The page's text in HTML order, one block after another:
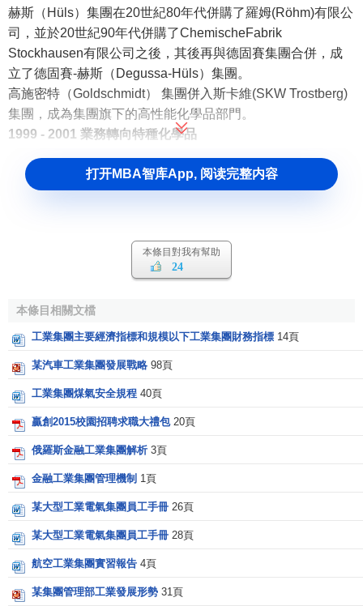
赫斯（Hüls）集團在20世紀80年代併購了羅姆(Röhm)有限公
司，並於20世紀90年代併購了ChemischeFabrik
Stockhausen有限公司之後，其後再與德固賽集團合併，成
立了德固賽-赫斯（Degussa-Hüls）集團。
高施密特（Goldschmidt） 集團併入斯卡維(SKW Trostberg)
集團，成為集團旗下的高性能化學品部門。
1999 - 2001 業務轉向特種化學品
Trostberg)集團合併，組建了新的德固賽集團，總部設在杜塞
爾多夫。“新”德固賽集團彙集了其前公司的各項優勢，成立後
2003年至2006年間，總部位於埃森的魯爾(RAG)集團併購了
德固賽集團，德固賽成為贏創工業集團（前身為RAG
2006 - 2007 專註於特種化工業務
2007年，魯爾集團一分為二：總部設在德國赫恩（Herne）
的魯爾股份公司負責硬煤開采及加工業務，而總部設在德國
埃森的贏創工業集團則專註於特種化工業務。這兩家公司的
唯一股東均為魯爾基金會，新架構考慮到了兩家公司的具體
業務運作和市場前景。時至今日，贏創已成為全球領先的特
集團架構
贏創是全球領先的特種化工企業之一。我們將業務與全球大
趨勢相結合， 即健康、 營養、 資源效率和全球化，併進軍極
我們的核心業務——特種化工分為六個業務部門，按企業模
打开MBA智库App, 阅读完整内容
本條目對我有幫助
24
本條目相關文檔
工業集團主要經濟指標和規模以下工業集團財務指標 14頁
某汽車工業集團發展戰略 98頁
工業集團煤氣安全規程 40頁
贏創2015校園招聘求職大禮包 20頁
俄羅斯金融工業集團解析 3頁
金融工業集團管理機制 1頁
某大型工業電氣集團員工手冊 26頁
某大型工業電氣集團員工手冊 28頁
航空工業集團實習報告 4頁
某集團管理部工業發展形勢 31頁